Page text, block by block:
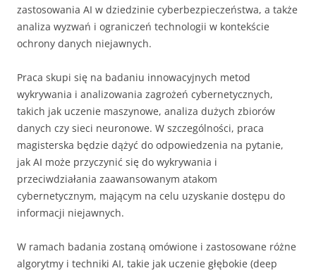
zastosowania AI w dziedzinie cyberbezpieczeństwa, a także
analiza wyzwań i ograniczeń technologii w kontekście
ochrony danych niejawnych.
Praca skupi się na badaniu innowacyjnych metod
wykrywania i analizowania zagrożeń cybernetycznych,
takich jak uczenie maszynowe, analiza dużych zbiorów
danych czy sieci neuronowe. W szczególności, praca
magisterska będzie dążyć do odpowiedzenia na pytanie,
jak AI może przyczynić się do wykrywania i
przeciwdziałania zaawansowanym atakom
cybernetycznym, mającym na celu uzyskanie dostępu do
informacji niejawnych.
W ramach badania zostaną omówione i zastosowane różne
algorytmy i techniki AI, takie jak uczenie głębokie (deep